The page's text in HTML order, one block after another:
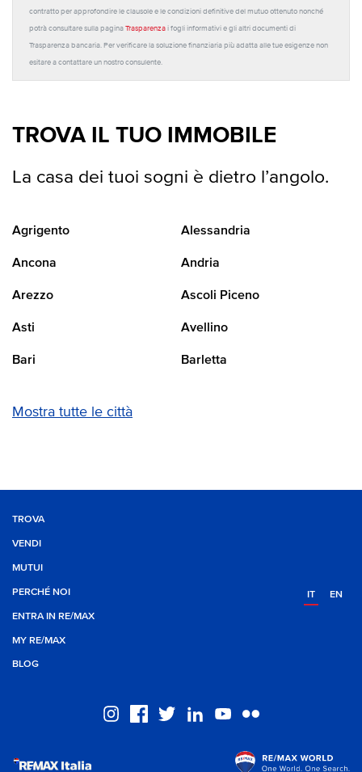
contratto per approfondire le clausole e le condizioni definitive del mutuo ottenuto nonché
potrà consultare sulla pagina Trasparenza i fogli informativi e gli altri documenti di
Trasparenza bancaria. Per verificare la soluzione finanziaria più adatta alle tue esigenze non
esitare a contattare un nostro consulente.
TROVA IL TUO IMMOBILE
La casa dei tuoi sogni è dietro l’angolo.
Agrigento Alessandria
Ancona Andria
Arezzo Ascoli Piceno
Asti Avellino
Bari Barletta
Mostra tutte le città
TROVA
VENDI
MUTUI
PERCHÉ NOI
ENTRA IN RE/MAX
MY RE/MAX
BLOG
IT EN